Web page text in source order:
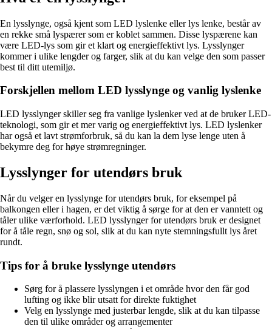
En lysslynge, også kjent som LED lyslenke eller lys lenke, består av
en rekke små lyspærer som er koblet sammen. Disse lyspærene kan
være LED-lys som gir et klart og energieffektivt lys. Lysslynger
kommer i ulike lengder og farger, slik at du kan velge den som passer
best til ditt utemiljø.
Forskjellen mellom LED lysslynge og vanlig lyslenke
LED lysslynger skiller seg fra vanlige lyslenker ved at de bruker LED-
teknologi, som gir et mer varig og energieffektivt lys. LED lyslenker
har også et lavt strømforbruk, så du kan la dem lyse lenge uten å
bekymre deg for høye strømregninger.
Lysslynger for utendørs bruk
Når du velger en lysslynge for utendørs bruk, for eksempel på
balkongen eller i hagen, er det viktig å sørge for at den er vanntett og
tåler ulike værforhold. LED lysslynger for utendørs bruk er designet
for å tåle regn, snø og sol, slik at du kan nyte stemningsfullt lys året
rundt.
Tips for å bruke lysslynge utendørs
Sørg for å plassere lysslyngen i et område hvor den får god
lufting og ikke blir utsatt for direkte fuktighet
Velg en lysslynge med justerbar lengde, slik at du kan tilpasse
den til ulike områder og arrangementer